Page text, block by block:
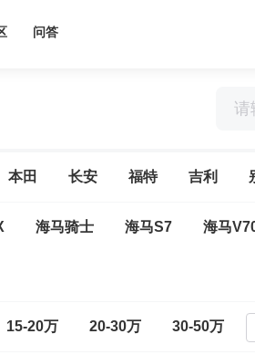
问答
本田 长安 福特 吉利
海马骑士 海马S7 海马
15-20万 20-30万 30-50万